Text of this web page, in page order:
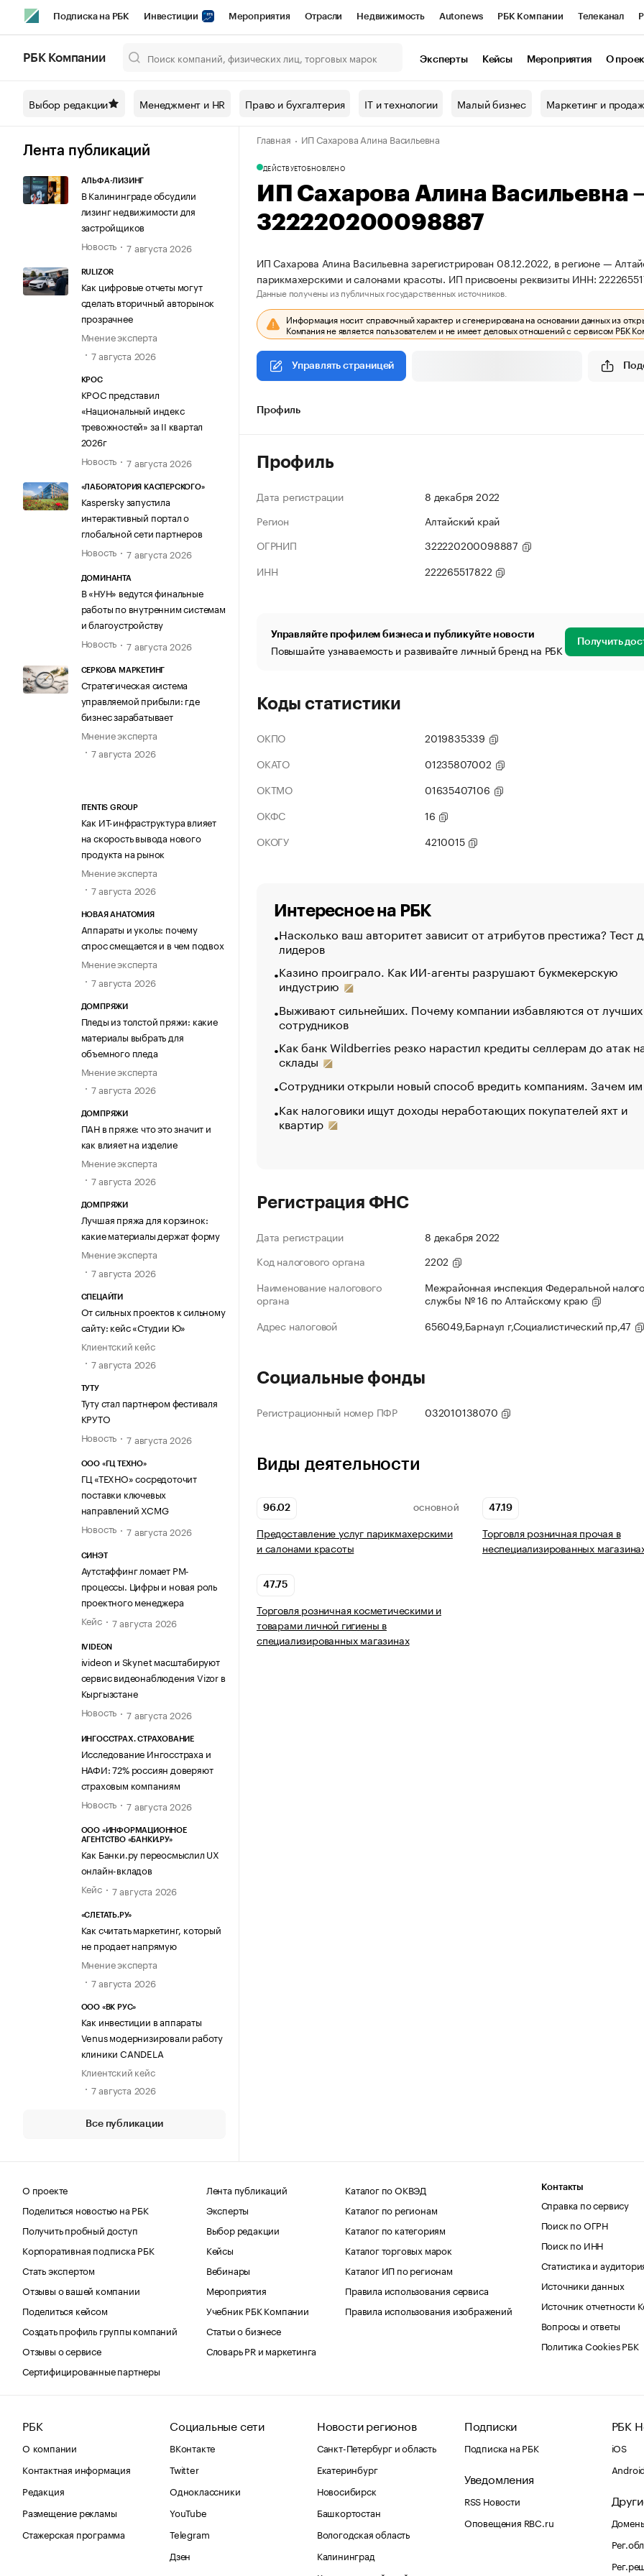
Подписка на РБК Инвестиции Мероприятия Отрасли Недвижимость Autonews РБК Компании Телеканал
Спецпроекты СПб Конференции СПб Спецпроекты Проверка контрагентов
Технологии и медиа Рынок наличной валюты
РБК Компании Эксперты Кейсы Мероприятия О
Выбор редакции Менеджмент и HR Право и бухгалтерия IT и технологии Малый бизнес Маркетинг и
Лента публикаций
АЛЬФА-ЛИЗИНГ
В Калининграде обсудили
лизинг недвижимости для
застройщиков
Новость
7 августа 2026
RULIZOR
Как цифровые отчеты могут
сделать вторичный авторынок
прозрачнее
Мнение эксперта
7 августа 2026
КРОС
КРОС представил
«Национальный индекс
тревожностей» за II квартал
2026г
Новость
7 августа 2026
«ЛАБОРАТОРИЯ КАСПЕРСКОГО»
Kaspersky запустила
интерактивный портал о
глобальной сети партнеров
Новость
7 августа 2026
ДОМИНАНТА
В «НУН» ведутся финальные
работы по внутренним системам
и благоустройству
Новость
7 августа 2026
СЕРКОВА МАРКЕТИНГ
Стратегическая система
управляемой прибыли: где
бизнес зарабатывает
Мнение эксперта
7 августа 2026
ITENTIS GROUP
Как ИТ-инфраструктура влияет
на скорость вывода нового
продукта на рынок
Мнение эксперта
7 августа 2026
НОВАЯ АНАТОМИЯ
Аппараты и уколы: почему
спрос смещается и в чем подвох
Мнение эксперта
7 августа 2026
ДОМПРЯЖИ
Пледы из толстой пряжи: какие
материалы выбрать для
объемного пледа
Мнение эксперта
7 августа 2026
ДОМПРЯЖИ
ПАН в пряже: что это значит и
как влияет на изделие
Мнение эксперта
7 августа 2026
ДОМПРЯЖИ
Лучшая пряжа для корзинок:
какие материалы держат форму
Мнение эксперта
7 августа 2026
СПЕЦАЙТИ
От сильных проектов к сильному
сайту: кейс «Студии Ю»
Клиентский кейс
7 августа 2026
ТУТУ
Туту стал партнером фестиваля
КРУТО
Новость
7 августа 2026
ООО «ГЦ ТЕХНО»
ГЦ «ТЕХНО» сосредоточит
поставки ключевых
направлений XCMG
Новость
7 августа 2026
СИНЭТ
Аутстаффинг ломает PM-
процессы. Цифры и новая роль
проектного менеджера
Кейс
7 августа 2026
IVIDEON
ivideon и Skynet масштабируют
сервис видеонаблюдения Vizor в
Кыргызстане
Новость
7 августа 2026
ИНГОССТРАХ. СТРАХОВАНИЕ
Исследование Ингосстраха и
НАФИ: 72% россиян доверяют
страховым компаниям
Новость
7 августа 2026
ООО «ИНФОРМАЦИОННОЕ
АГЕНТСТВО «БАНКИ.РУ»
Как Банки.ру переосмыслил UX
онлайн-вкладов
Кейс
7 августа 2026
«СЛЕТАТЬ.РУ»
Как считать маркетинг, который
не продает напрямую
Мнение эксперта
7 августа 2026
ООО «ВК РУС»
Как инвестиции в аппараты
Venus модернизировали работу
клиники CANDELA
Клиентский кейс
7 августа 2026
Все публикации
Главная ИП Сахарова Алина Васильевна
ДЕЙСТВУЕТОБНОВЛЕНО
ИП Сахарова Алина
322220200098887
ИП Сахарова Алина Васильевна зарегистрирован 08.12.2022, в регионе —
парикмахерскими и салонами красоты. ИП присвоены реквизиты ИНН:
Данные получены из публичных государственных источников.
Информация носит справочный характер и сгенерирована на основании данных из
Компания не является пользователем и не имеет деловых отношений с сервисом РБК
Управлять страницей
Профиль
Профиль
Дата регистрации
8 декабря 2022
Регион
Алтайский край
ОГРНИП
322220200098887
ИНН
222265517822
Управляйте профилем бизнеса и публикуйте новости
Повышайте узнаваемость и развивайте личный бренд на РБК Получить
Коды статистики
ОКПО
2019835339
ОКАТО
01235807002
ОКТМО
01635407106
ОКФС
16
ОКОГУ
4210015
Интересное на РБК
Насколько ваш авторитет зависит от атрибутов престижа? Тест
лидеров
Казино проиграло. Как ИИ-агенты разрушают букмекерскую
индустрию
Выживают сильнейших. Почему компании избавляются от лучших
сотрудников
Как банк Wildberries резко нарастил кредиты селлерам до атак
склады
Сотрудники открыли новый способ вредить компаниям. Зачем
Как налоговики ищут доходы неработающих покупателей яхт и
квартир
Регистрация ФНС
Дата регистрации
8 декабря 2022
Код налогового органа
2202
Наименование налогового
органа
Межрайонная инспекция Федеральной
службы № 16 по Алтайскому краю
Адрес налоговой
656049,Барнаул г,Социалистический пр,47
Социальные фонды
Регистрационный номер ПФР 032010138070
Виды деятельности
96.02 ОСНОВНОЙ
Предоставление услуг парикмахерскими
и салонами красоты
47.19
Торговля розничная прочая в
неспециализированных
47.75
Торговля розничная косметическими и
товарами личной гигиены в
специализированных магазинах
О проекте
Поделиться новостью на РБК
Получить пробный доступ
Корпоративная подписка РБК
Стать экспертом
Отзывы о вашей компании
Поделиться кейсом
Создать профиль группы компаний
Отзывы о сервисе
Сертифицированные партнеры
Лента публикаций
Эксперты
Выбор редакции
Кейсы
Вебинары
Мероприятия
Учебник РБК Компании
Статьи о бизнесе
Словарь PR и маркетинга
Каталог по ОКВЭД
Каталог по регионам
Каталог по категориям
Каталог торговых марок
Каталог ИП по регионам
Правила использования сервиса
Правила использования изображений
Контакты
Справка по сервису
Поиск по ОГРН
Поиск по ИНН
Статистика и
Источники данных
Источник отчетности
Вопросы и ответы
Политика Cookies РБК
РБК
О компании
Контактная информация
Редакция
Размещение рекламы
Стажерская программа
Социальные сети
ВКонтакте
Twitter
Одноклассники
YouTube
Telegram
Дзен
Новости регионов
Санкт-Петербург и область
Екатеринбург
Новосибирск
Башкортостан
Вологодская область
Калининград
Подписки
Подписка на РБК
Уведомления
RSS Новости
Оповещения RBC.ru
РБК
iOS